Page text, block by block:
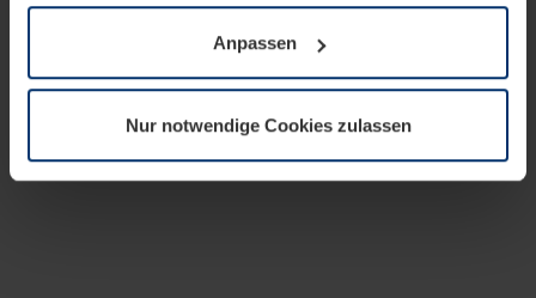
wenn diese für den Betrieb dieser Seite unbedingt
notwendig sind. Für alle anderen Cookie-Typen benötigen
wir Ihre Erlaubnis. Ihre Einwilligung können Sie jederzeit
Datenschutzerklärungunserer Website ändern oder
widerrufen.
Anpassen
Nur notwendige Cookies zulassen